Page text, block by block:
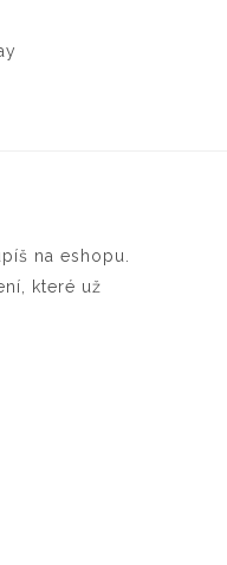
na eshopu.
které už